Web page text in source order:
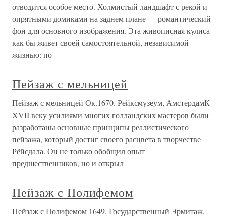
отводится особое место. Холмистый ландшафт с рекой и
опрятными домиками на заднем плане — романтический
фон для основного изображения. Эта живописная кулиса
как бы живет своей самостоятельной, независимой
жизнью: по
Пейзаж с мельницей
Пейзаж с мельницей Ок.1670. Рейксмузеум, АмстердамК
XVII веку усилиями многих голландских мастеров были
разработаны основные принципы реалистического
пейзажа, который достиг своего расцвета в творчестве
Рёйсдала. Он не только обобщил опыт
предшественников, но и открыл
Пейзаж с Полифемом
Пейзаж с Полифемом 1649. Государственный Эрмитаж,